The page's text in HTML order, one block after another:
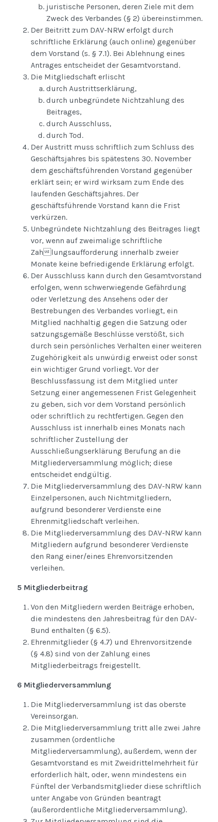
juristische Personen, deren Ziele mit dem
Zweck des Verbandes (§ 2) übereinstimmen.
Der Beitritt zum DAV-NRW erfolgt durch
schriftliche Erklärung (auch online) gegenüber
dem Vorstand (s. § 7.1). Bei Ablehnung eines
Antrages entscheidet der Gesamtvorstand.
Die Mitgliedschaft erlischt
durch Austrittserklärung,
durch unbegründete Nichtzahlung des
Beitrages,
durch Ausschluss,
durch Tod.
Der Austritt muss schriftlich zum Schluss des
Geschäftsjahres bis spätestens 30. November
dem geschäftsführenden Vorstand gegenüber
erklärt sein; er wird wirksam zum Ende des
laufenden Geschäftsjahres. Der
geschäftsführende Vorstand kann die Frist
verkürzen.
Unbegründete Nichtzahlung des Beitrages liegt
vor, wenn auf zweimalige schriftliche
Zahlungsaufforderung innerhalb zweier
Monate keine befriedigende Erklärung erfolgt.
Der Ausschluss kann durch den Gesamtvorstand
erfolgen, wenn schwerwiegende Gefährdung
oder Verletzung des Ansehens oder der
Bestrebungen des Verbandes vorliegt, ein
Mitglied nachhaltig gegen die Satzung oder
satzungsgemäße Beschlüsse verstößt, sich
durch sein persönliches Verhalten einer weiteren
Zugehörigkeit als unwürdig erweist oder sonst
ein wichtiger Grund vorliegt. Vor der
Beschlussfassung ist dem Mitglied unter
Setzung einer angemessenen Frist Gelegenheit
zu geben, sich vor dem Vorstand persönlich
oder schriftlich zu rechtfertigen. Gegen den
Ausschluss ist innerhalb eines Monats nach
schriftlicher Zustellung der
Ausschließungserklärung Berufung an die
Mitgliederversammlung möglich; diese
entscheidet endgültig.
Die Mitgliederversammlung des DAV-NRW kann
Einzelpersonen, auch Nichtmitgliedern,
aufgrund besonderer Verdienste eine
Ehrenmitgliedschaft verleihen.
Die Mitgliederversammlung des DAV-NRW kann
Mitgliedern aufgrund besonderer Verdienste
den Rang einer/eines Ehrenvorsitzenden
verleihen.
5 Mitgliederbeitrag
Von den Mitgliedern werden Beiträge erhoben,
die mindestens den Jahresbeitrag für den DAV-
Bund enthalten (§ 6.5).
Ehrenmitglieder (§ 4.7) und Ehrenvorsitzende
(§ 4.8) sind von der Zahlung eines
Mitgliederbeitrags freigestellt.
6 Mitgliederversammlung
Die Mitgliederversammlung ist das oberste
Vereinsorgan.
Die Mitgliederversammlung tritt alle zwei Jahre
zusammen (ordentliche
Mitgliederversammlung), außerdem, wenn der
Gesamtvorstand es mit Zweidrittelmehrheit für
erforderlich hält, oder, wenn mindestens ein
Fünftel der Verbandsmitglieder diese schriftlich
unter Angabe von Gründen beantragt
(außerordentliche Mitgliederversammlung).